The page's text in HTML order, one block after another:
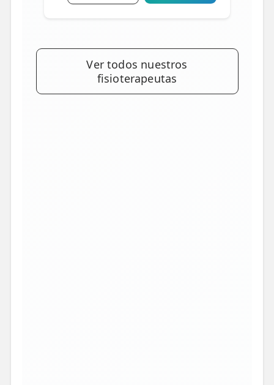
Ver todos nuestros
fisioterapeutas